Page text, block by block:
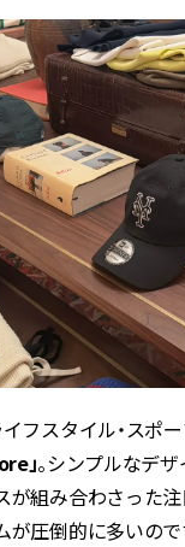
フスタイル・スポ
」。シンプルなデ
が組み合わさった
が圧倒的に多いの